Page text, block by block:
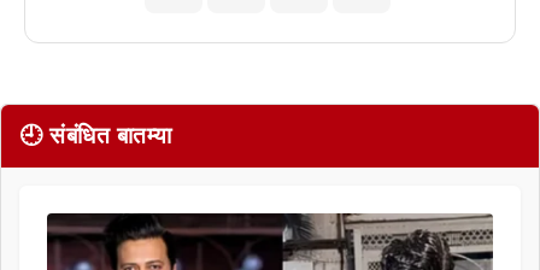
🕘 संबंधित बातम्या